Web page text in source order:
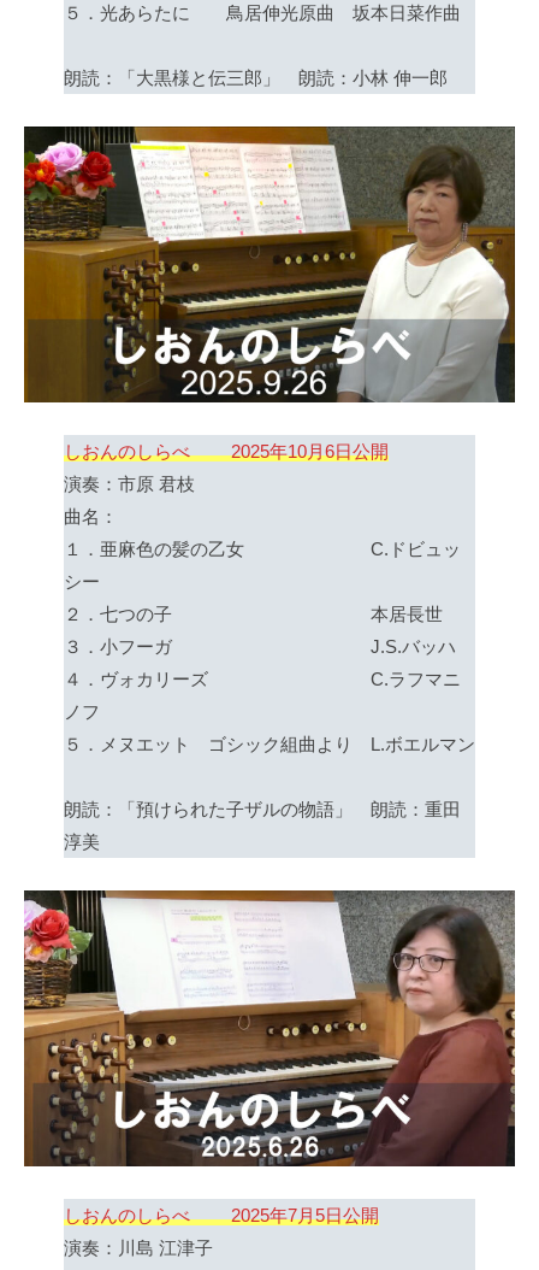
５．光あらたに 鳥居伸光原曲 坂本日菜作曲
朗読：「大黒様と伝三郎」 朗読：小林 伸一郎
しおんのしらべ 2025年10月6日公開
演奏：市原 君枝
曲名：
１．亜麻色の髪の乙女 C.ドビュッ
シー
２．七つの子 本居長世
３．小フーガ J.S.バッハ
４．ヴォカリーズ C.ラフマニ
ノフ
５．メヌエット ゴシック組曲より L.ボエルマン
朗読：「預けられた子ザルの物語」 朗読：重田
淳美
しおんのしらべ 2025年7月5日公開
演奏：川島 江津子